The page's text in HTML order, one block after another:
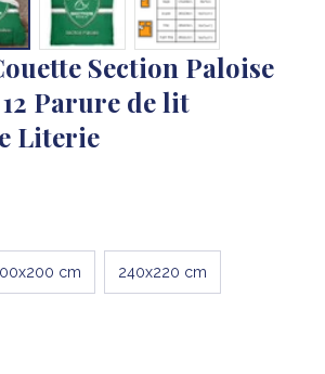
Section Paloise
Parure de lit
Literie
cm 240x220 cm